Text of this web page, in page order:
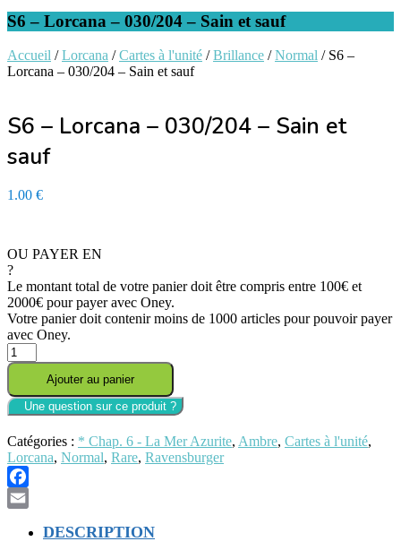
S6 – Lorcana – 030/204 – Sain et sauf
Accueil /Lorcana /Cartes à l'unité /Brillance /Normal / S6 –
Lorcana – 030/204 – Sain et sauf
S6 – Lorcana – 030/204 – Sain et
sauf
1.00 €
OU PAYER EN
?
Le montant total de votre panier doit être compris entre 100€ et
2000€ pour payer avec Oney.
Votre panier doit contenir moins de 1000 articles pour pouvoir payer
avec Oney.
quantité
de
-
Lorcana
030/204
-
Sain
et
sauf
Ajouter au panier
Catégories : * Chap. 6 - La Mer Azurite, Ambre, Cartes à l'unité,
Lorcana, Normal, Rare, Ravensburger
Facebook
DESCRIPTION